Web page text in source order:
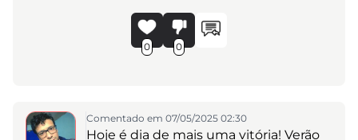
0 0
Comentado em 07/05/2025 02:30
Hoje é dia de mais uma vitória! Verão